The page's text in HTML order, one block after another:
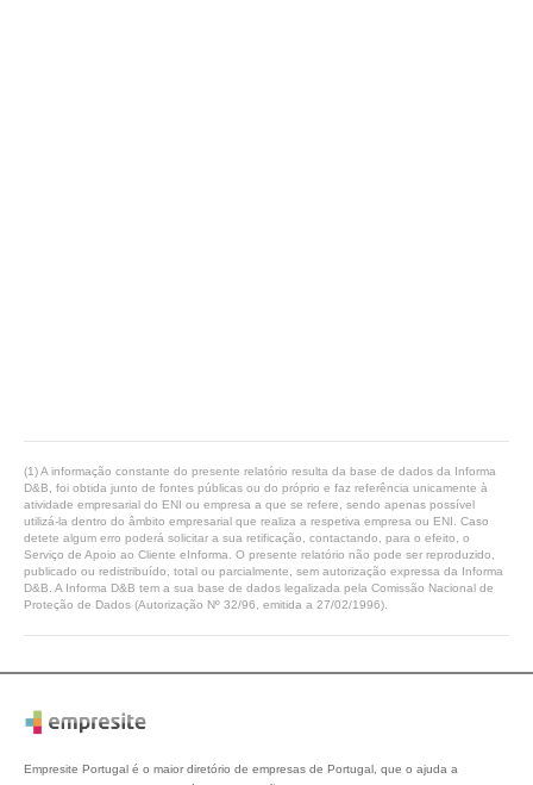
(1) A informação constante do presente relatório resulta da base de dados da Informa
D&B, foi obtida junto de fontes públicas ou do próprio e faz referência unicamente à
atividade empresarial do ENI ou empresa a que se refere, sendo apenas possível
utilizá-la dentro do âmbito empresarial que realiza a respetiva empresa ou ENI. Caso
detete algum erro poderá solicitar a sua retificação, contactando, para o efeito, o
Serviço de Apoio ao Cliente eInforma. O presente relatório não pode ser reproduzido,
publicado ou redistribuído, total ou parcialmente, sem autorização expressa da Informa
D&B. A Informa D&B tem a sua base de dados legalizada pela Comissão Nacional de
Proteção de Dados (Autorização Nº 32/96, emitida a 27/02/1996).
Empresite Portugal é o maior diretório de empresas de Portugal, que o ajuda a